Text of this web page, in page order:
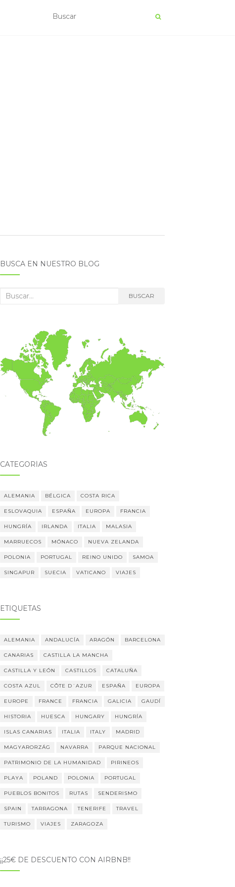
BUSCA EN NUESTRO BLOG
Buscar: BUSCAR
CATEGORÍAS
ALEMANIA BÉLGICA COSTA RICA
ESLOVAQUIA ESPAÑA EUROPA FRANCIA
HUNGRÍA IRLANDA ITALIA MALASIA
MARRUECOS MÓNACO NUEVA ZELANDA
POLONIA PORTUGAL REINO UNIDO SAMOA
SINGAPUR SUECIA VATICANO VIAJES
ETIQUETAS
ALEMANIA ANDALUCÍA ARAGÓN BARCELONA
CANARIAS CASTILLA LA MANCHA
CASTILLA Y LEÓN CASTILLOS CATALUÑA
COSTA AZUL CÔTE D´AZUR ESPAÑA EUROPA
EUROPE FRANCE FRANCIA GALICIA GAUDÍ
HISTORIA HUESCA HUNGARY HUNGRÍA
ISLAS CANARIAS ITALIA ITALY MADRID
MAGYARORZÁG NAVARRA PARQUE NACIONAL
PATRIMONIO DE LA HUMANIDAD PIRINEOS
PLAYA POLAND POLONIA PORTUGAL
PUEBLOS BONITOS RUTAS SENDERISMO
SPAIN TARRAGONA TENERIFE TRAVEL
TURISMO VIAJES ZARAGOZA
¡¡25€ DE DESCUENTO CON AIRBNB!!